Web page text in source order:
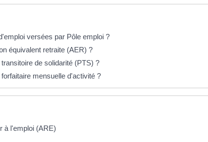
versées par Pôle emploi ?
équivalent retraite (AER) ?
de solidarité (PTS) ?
mensuelle d'activité ?
à l'emploi (ARE)